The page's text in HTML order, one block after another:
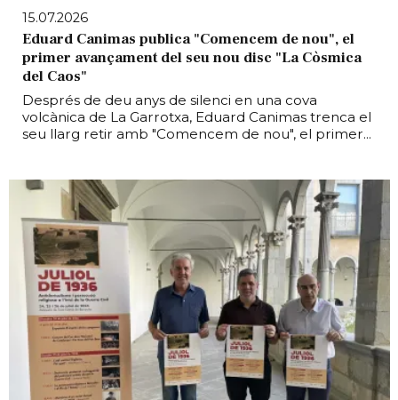
15.07.2026
Eduard Canimas publica "Comencem de nou", el
primer avançament del seu nou disc "La Còsmica
del Caos"
Després de deu anys de silenci en una cova
volcànica de La Garrotxa, Eduard Canimas trenca el
seu llarg retir amb "Comencem de nou", el primer...